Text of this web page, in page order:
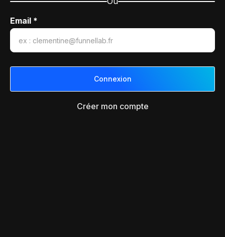
Email *
Créer mon compte